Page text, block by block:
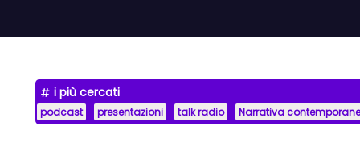
i più cercati
podcast presentazioni talk radio Narrativa